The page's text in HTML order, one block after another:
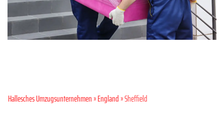
Hallesches Umzugsunternehmen»England» Sheffield